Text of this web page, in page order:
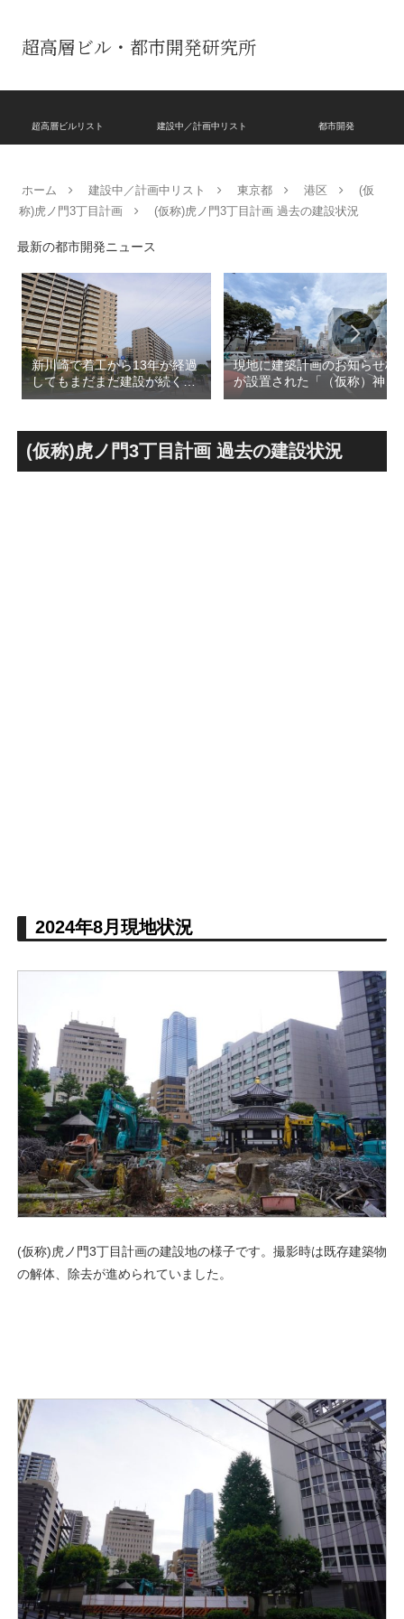
超高層ビル・都市開発研究所
超高層ビルリスト 建設中／計画中リスト 都市開発
ホーム 建設中／計画中リスト 東京都 港区
(仮
称)虎ノ門3丁目計画
(仮称)虎ノ門3丁目計画 過去の建設状況
最新の都市開発ニュース
新川崎で着工から13年が経過
してもまだまだ建設が続く
「クレストプライムレジデン
ンション街で「プロムナード
八番街」の建設が進む！！
現地に建築計画のお知らせ板
が設置された「（仮称）神宮
前六丁目八角館建替計
SANAA設計で神宮前交差点に
新たな商業施設誕生へ！！
(仮称)虎ノ門3丁目計画 過去の建設状況
2024年8月現地状況
(仮称)虎ノ門3丁目計画の建設地の様子です。撮影時は既存建築物
の解体、除去が進められていました。